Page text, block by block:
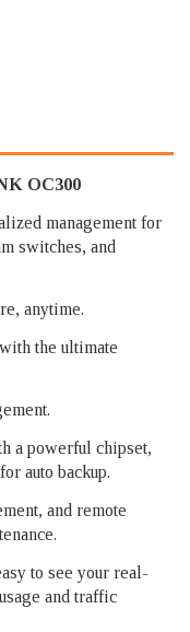
OC300
management for
switches, and
anytime.
the ultimate
a powerful chipset,
auto backup.
and remote
to see your real-
and traffic